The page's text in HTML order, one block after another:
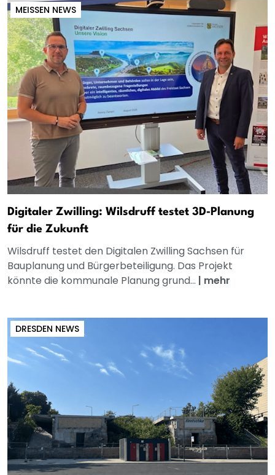
MEISSEN NEWS
Digitaler Zwilling: Wilsdruff testet 3D‑Planung
für die Zukunft
Wilsdruff testet den Digitalen Zwilling Sachsen für
Bauplanung und Bürgerbeteiligung. Das Projekt
könnte die kommunale Planung grund... | mehr
DRESDEN NEWS